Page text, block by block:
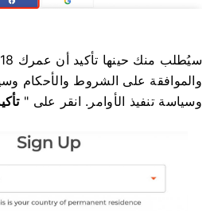
والموافقة على الشروط والأحكام
وسياسة تنفيذ الأوامر. انقر على "